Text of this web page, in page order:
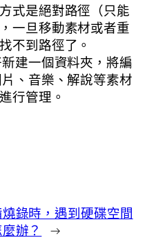
式是絕對路徑（只能
一旦移動素材或者重
不到路徑了。
建一個資料夾，將編
、音樂、解說等素材
行管理。
錄時，遇到硬碟空間
辦？
→